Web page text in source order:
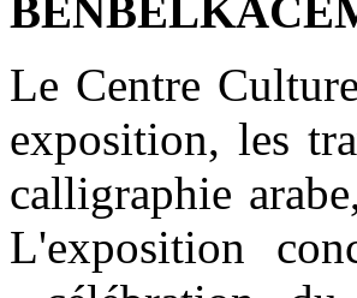
Le Centre
exposition, les
calligraphie
L'exposition